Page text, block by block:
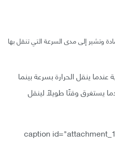
وتشير إلى مدى السرعة التي تنقل بها
عندما ينقل الحرارة بسرعة بينما
يستغرق وقتًا طويلًا لينقل
[caption